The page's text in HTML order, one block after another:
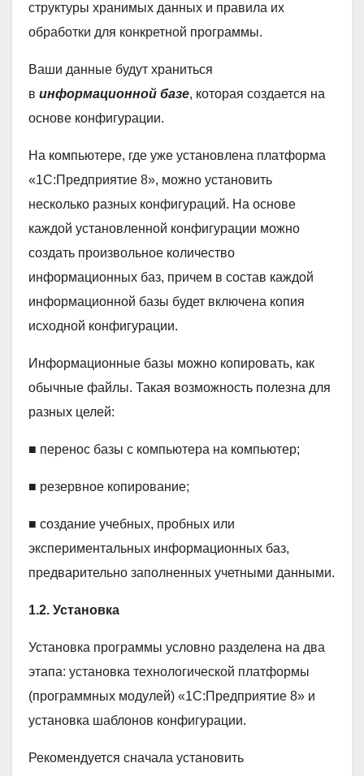
структуры хранимых данных и правила их
обработки для конкретной программы.
Ваши данные будут храниться
в информационной базе, которая создается на
основе конфигурации.
На компьютере, где уже установлена платформа
«1С:Предприятие 8», можно установить
несколько разных конфигураций. На основе
каждой установленной конфигурации можно
создать произвольное количество
информационных баз, причем в состав каждой
информационной базы будет включена копия
исходной конфигурации.
Информационные базы можно копировать, как
обычные файлы. Такая возможность полезна для
разных целей:
■ перенос базы с компьютера на компьютер;
■ резервное копирование;
■ создание учебных, пробных или
экспериментальных информационных баз,
предварительно заполненных учетными данными.
1.2. Установка
Установка программы условно разделена на два
этапа: установка технологической платформы
(программных модулей) «1С:Предприятие 8» и
установка шаблонов конфигурации.
Рекомендуется сначала установить